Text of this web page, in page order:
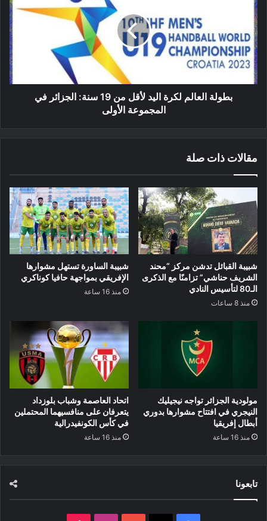
لكرة
اليد
لأقل
من
19
سنة:
الجزائر
بطولة العالم لكرة اليد لأقل من 19 سنة: الجزائر في
المجموعة الأولى
مقالات ذات صلة
شبيبة القبائل تدشن مركز “محند
الشريف حناشي” تزامنًا مع الذكرى
الـ80 لتأسيس النادي
منذ 8 ساعات
شبيبة الساورة تستهل مشوارها
الإفريقي بمواجهة حافيا كوناكري
منذ 16 ساعة
مولودية الجزائر تواجه نيجيليك
النيجري في افتتاح مشوارها بدوري
أبطال إفريقيا
منذ 16 ساعة
اتحاد العاصمة وشباب بلوزداد
يتعرفان على منافسيهما المحتملين
في كأس الكونفيدرالية
منذ 16 ساعة
تابعونا